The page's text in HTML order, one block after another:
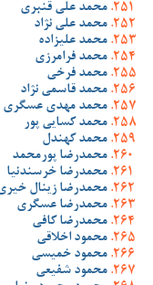
محمد علی قنبری
محمد علی نژاد
محمد علیزاده
محمد فرامرزی
محمد فرخی
محمد قاسمی نژاد
محمد مهدی عسگری
محمد کسایی پور
محمد کهندل
محمدرضا پورمحمد
محمدرضا خرسندنیا
محمدرضا زینال
محمدرضا عسگری
محمدرضا کافی
محمود اخلاقی
محمود خمیسی
محمود شفیعی